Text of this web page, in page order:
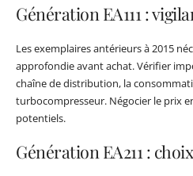
Génération EA111 :
Les exemplaires antérieurs à 2015
approfondie avant achat. Vérifier
chaîne de distribution, la
turbocompresseur. Négocier le prix
potentiels.
Génération EA211 :